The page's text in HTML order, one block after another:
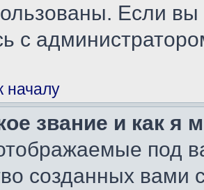
Если
с
началу
звание и как я
под
созданных